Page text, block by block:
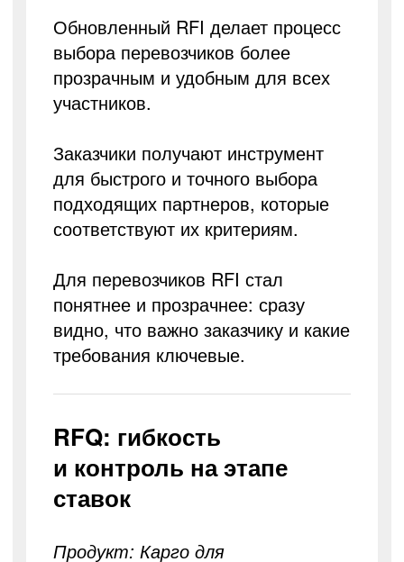
Обновленный RFI делает процесс
выбора перевозчиков более
прозрачным и удобным для всех
участников.
Заказчики получают инструмент
для быстрого и точного выбора
подходящих партнеров, которые
соответствуют их критериям.
Для перевозчиков RFI стал
понятнее и прозрачнее: сразу
видно, что важно заказчику и какие
требования ключевые.
RFQ: гибкость
и контроль на этапе
ставок
Продукт: Карго для